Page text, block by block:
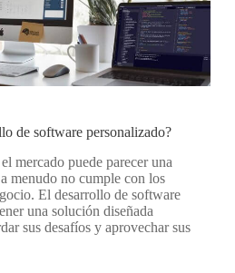
de software personalizado?
mercado puede parecer una
menudo no cumple con los
El desarrollo de software
una solución diseñada
sus desafíos y aprovechar sus